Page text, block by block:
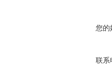
您的
联系